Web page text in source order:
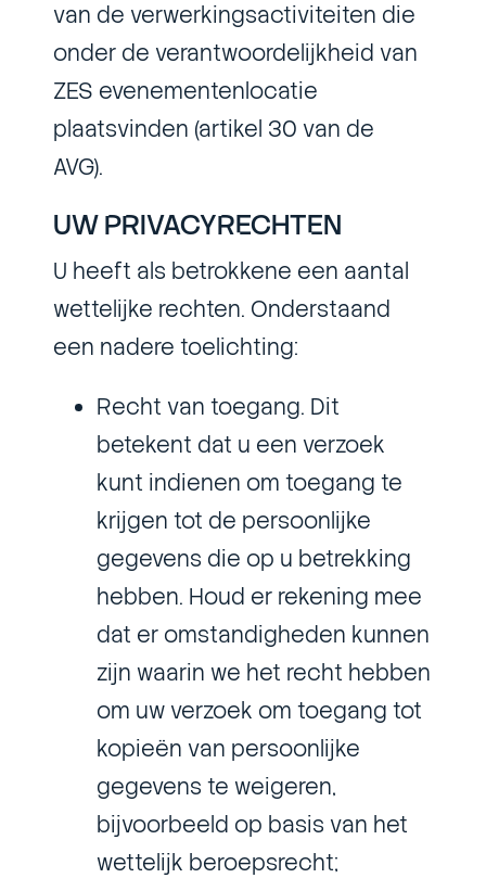
van de verwerkingsactiviteiten die
onder de verantwoordelijkheid van
ZES evenementenlocatie
plaatsvinden (artikel 30 van de
AVG).
UW PRIVACYRECHTEN
U heeft als betrokkene een aantal
wettelijke rechten. Onderstaand
een nadere toelichting:
Recht van toegang. Dit
betekent dat u een verzoek
kunt indienen om toegang te
krijgen tot de persoonlijke
gegevens die op u betrekking
hebben. Houd er rekening mee
dat er omstandigheden kunnen
zijn waarin we het recht hebben
om uw verzoek om toegang tot
kopieën van persoonlijke
gegevens te weigeren,
bijvoorbeeld op basis van het
wettelijk beroepsrecht;